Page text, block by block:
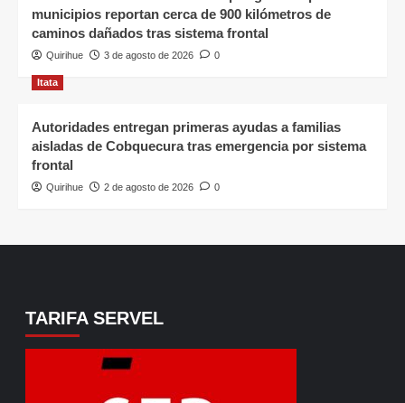
municipios reportan cerca de 900 kilómetros de
caminos dañados tras sistema frontal
Quirihue 3 de agosto de 2026 0
Itata
Autoridades entregan primeras ayudas a familias
aisladas de Cobquecura tras emergencia por sistema
frontal
Quirihue 2 de agosto de 2026 0
TARIFA SERVEL